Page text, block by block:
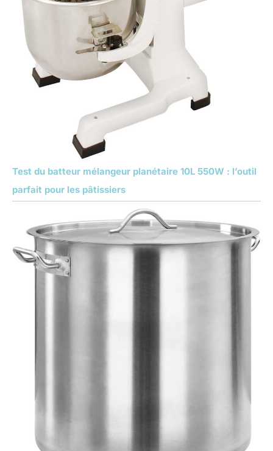
Test du batteur mélangeur planétaire 10L 550W : l’outil
parfait pour les pâtissiers